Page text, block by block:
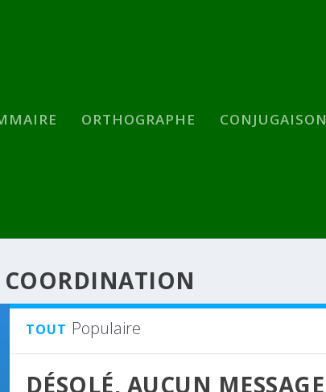
ORTHOGRAPHE CONJUGAISON
TOUT Populaire
DÉSOLÉ, AUCUN MESSAGE